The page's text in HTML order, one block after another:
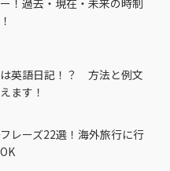
英語日記！？ 方法と例文
ます！
レーズ22選！海外旅行に行